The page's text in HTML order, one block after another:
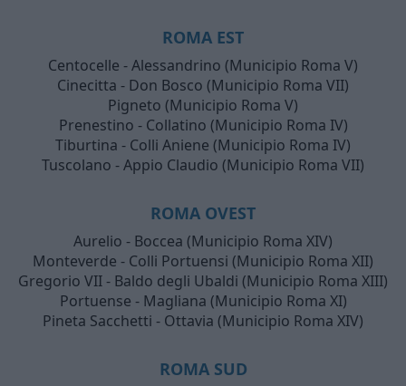
ROMA EST
Centocelle - Alessandrino (Municipio Roma V)
Cinecitta - Don Bosco (Municipio Roma VII)
Pigneto (Municipio Roma V)
Prenestino - Collatino (Municipio Roma IV)
Tiburtina - Colli Aniene (Municipio Roma IV)
Tuscolano - Appio Claudio (Municipio Roma VII)
ROMA OVEST
Aurelio - Boccea (Municipio Roma XIV)
Monteverde - Colli Portuensi (Municipio Roma XII)
Gregorio VII - Baldo degli Ubaldi (Municipio Roma XIII)
Portuense - Magliana (Municipio Roma XI)
Pineta Sacchetti - Ottavia (Municipio Roma XIV)
ROMA SUD